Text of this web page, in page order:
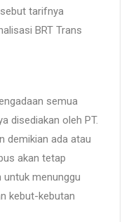
tarifnya
BRT Trans
semua
disediakan oleh PT.
demikian ada atau
akan tetap
untuk menunggu
kebut-kebutan